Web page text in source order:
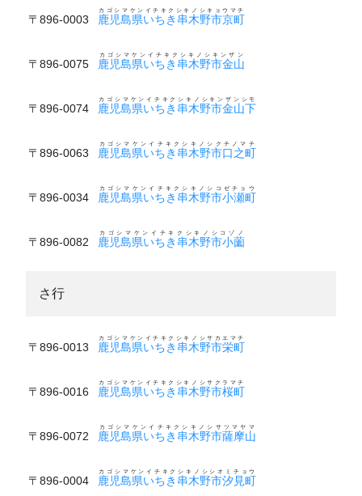
〒896-0003 鹿児島県いちき串木野市京町
カゴシマケンイチキクシキノシキョウマチ
〒896-0075 鹿児島県いちき串木野市金山
カゴシマケンイチキクシキノシキンザン
〒896-0074 鹿児島県いちき串木野市金山下
カゴシマケンイチキクシキノシキンザンシモ
〒896-0063 鹿児島県いちき串木野市口之町
カゴシマケンイチキクシキノシクチノマチ
〒896-0034 鹿児島県いちき串木野市小瀬町
カゴシマケンイチキクシキノシコゼチョウ
〒896-0082 鹿児島県いちき串木野市小薗
カゴシマケンイチキクシキノシコゾノ
さ行
〒896-0013 鹿児島県いちき串木野市栄町
カゴシマケンイチキクシキノシサカエマチ
〒896-0016 鹿児島県いちき串木野市桜町
カゴシマケンイチキクシキノシサクラマチ
〒896-0072 鹿児島県いちき串木野市薩摩山
カゴシマケンイチキクシキノシサツマヤマ
〒896-0004 鹿児島県いちき串木野市汐見町
カゴシマケンイチキクシキノシシオミチョウ